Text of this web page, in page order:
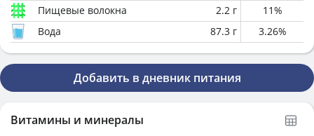
Пищевые волокна
2.2 г 11%
Вода
87.3 г 3.26%
Добавить в дневник питания
Витамины и минералы